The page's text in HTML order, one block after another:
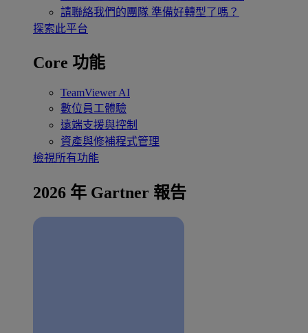
請聯絡我們的團隊 準備好轉型了嗎？
探索此平台
Core 功能
TeamViewer AI
數位員工體驗
遠端支援與控制
資產與修補程式管理
檢視所有功能
2026 年 Gartner 報告